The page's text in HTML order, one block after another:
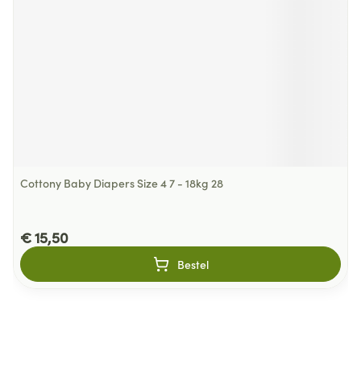
Cottony Baby Diapers Size 4 7 - 18kg 28
€ 15,50
Bestel